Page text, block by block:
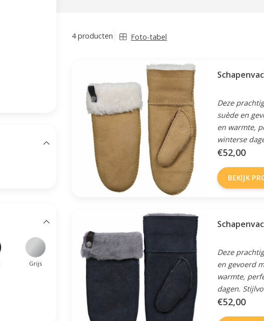
4 producten Foto-tabel
Deze
suède en
en warmte,
winterse
€52,00
BEKIJK
Deze
en gevoerd
warmte,
dagen.
€52,00
Grijs